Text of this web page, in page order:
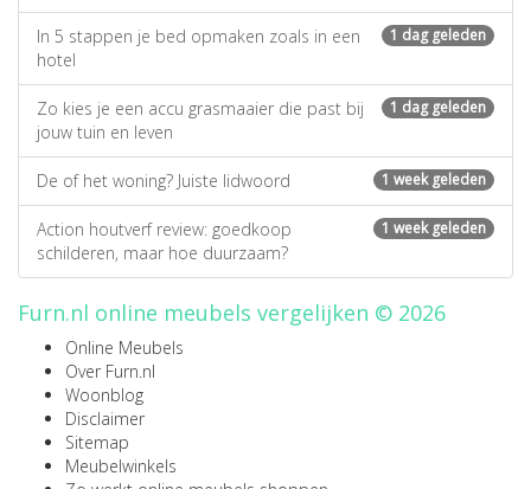
1 dag geleden
In 5 stappen je bed opmaken zoals in een
hotel
1 dag geleden
Zo kies je een accu grasmaaier die past bij
jouw tuin en leven
1 week geleden
De of het woning? Juiste lidwoord
1 week geleden
Action houtverf review: goedkoop
schilderen, maar hoe duurzaam?
Furn.nl online meubels vergelijken © 2026
Online Meubels
Over Furn.nl
Woonblog
Disclaimer
Sitemap
Meubelwinkels